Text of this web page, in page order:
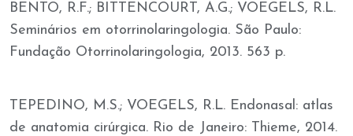
BENTO, R.F.; BITTENCOURT, A.G.; VOEGELS, R.L.
Seminários em otorrinolaringologia. São Paulo:
Fundação Otorrinolaringologia, 2013. 563 p.
TEPEDINO, M.S.; VOEGELS, R.L. Endonasal: atlas
de anatomia cirúrgica. Rio de Janeiro: Thieme, 2014.